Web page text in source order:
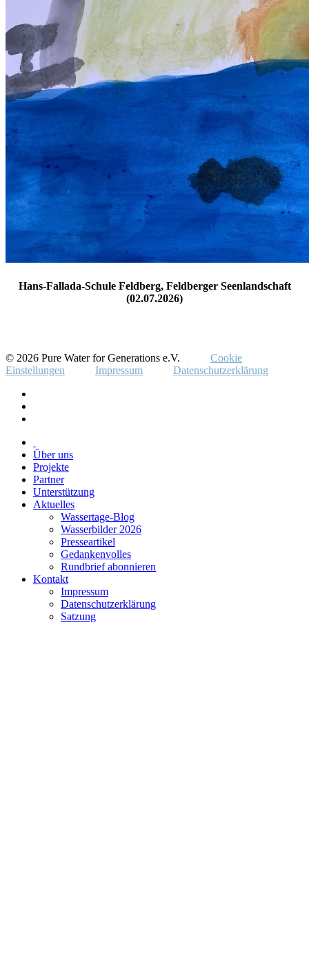
Hans-Fallada-Schule Feldberg, Feldberger Seenlandschaft
(02.07.2026)
© 2026 Pure Water for Generations e.V.
Cookie
Einstellungen
Impressum Datenschutzerklärung
Über uns
Projekte
Partner
Unterstützung
Aktuelles
Wassertage-Blog
Wasserbilder 2026
Presseartikel
Gedankenvolles
Rundbrief abonnieren
Kontakt
Impressum
Datenschutzerklärung
Satzung